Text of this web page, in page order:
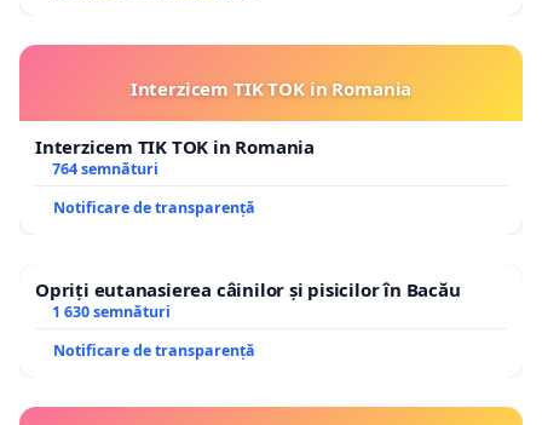
Interzicem TIK TOK in Romania
Interzicem TIK TOK in Romania
764 semnături
Notificare de transparență
Opriți eutanasierea câinilor și pisicilor în Bacău
1 630 semnături
Notificare de transparență